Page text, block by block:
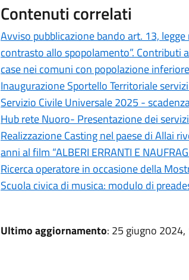
Contenuti correlati
Avviso pubblicazione bando art. 13,
contrasto allo spopolamento”. Contributi
case nei comuni con popolazione
Inaugurazione Sportello Territoriale
Servizio Civile Universale 2025 -
Hub rete Nuoro- Presentazione dei
Realizzazione Casting nel paese di Allai
anni al film “ALBERI ERRANTI E
Ricerca operatore in occasione della
Scuola civica di musica: modulo di
Ultimo aggiornamento: 25 giugno 2024,